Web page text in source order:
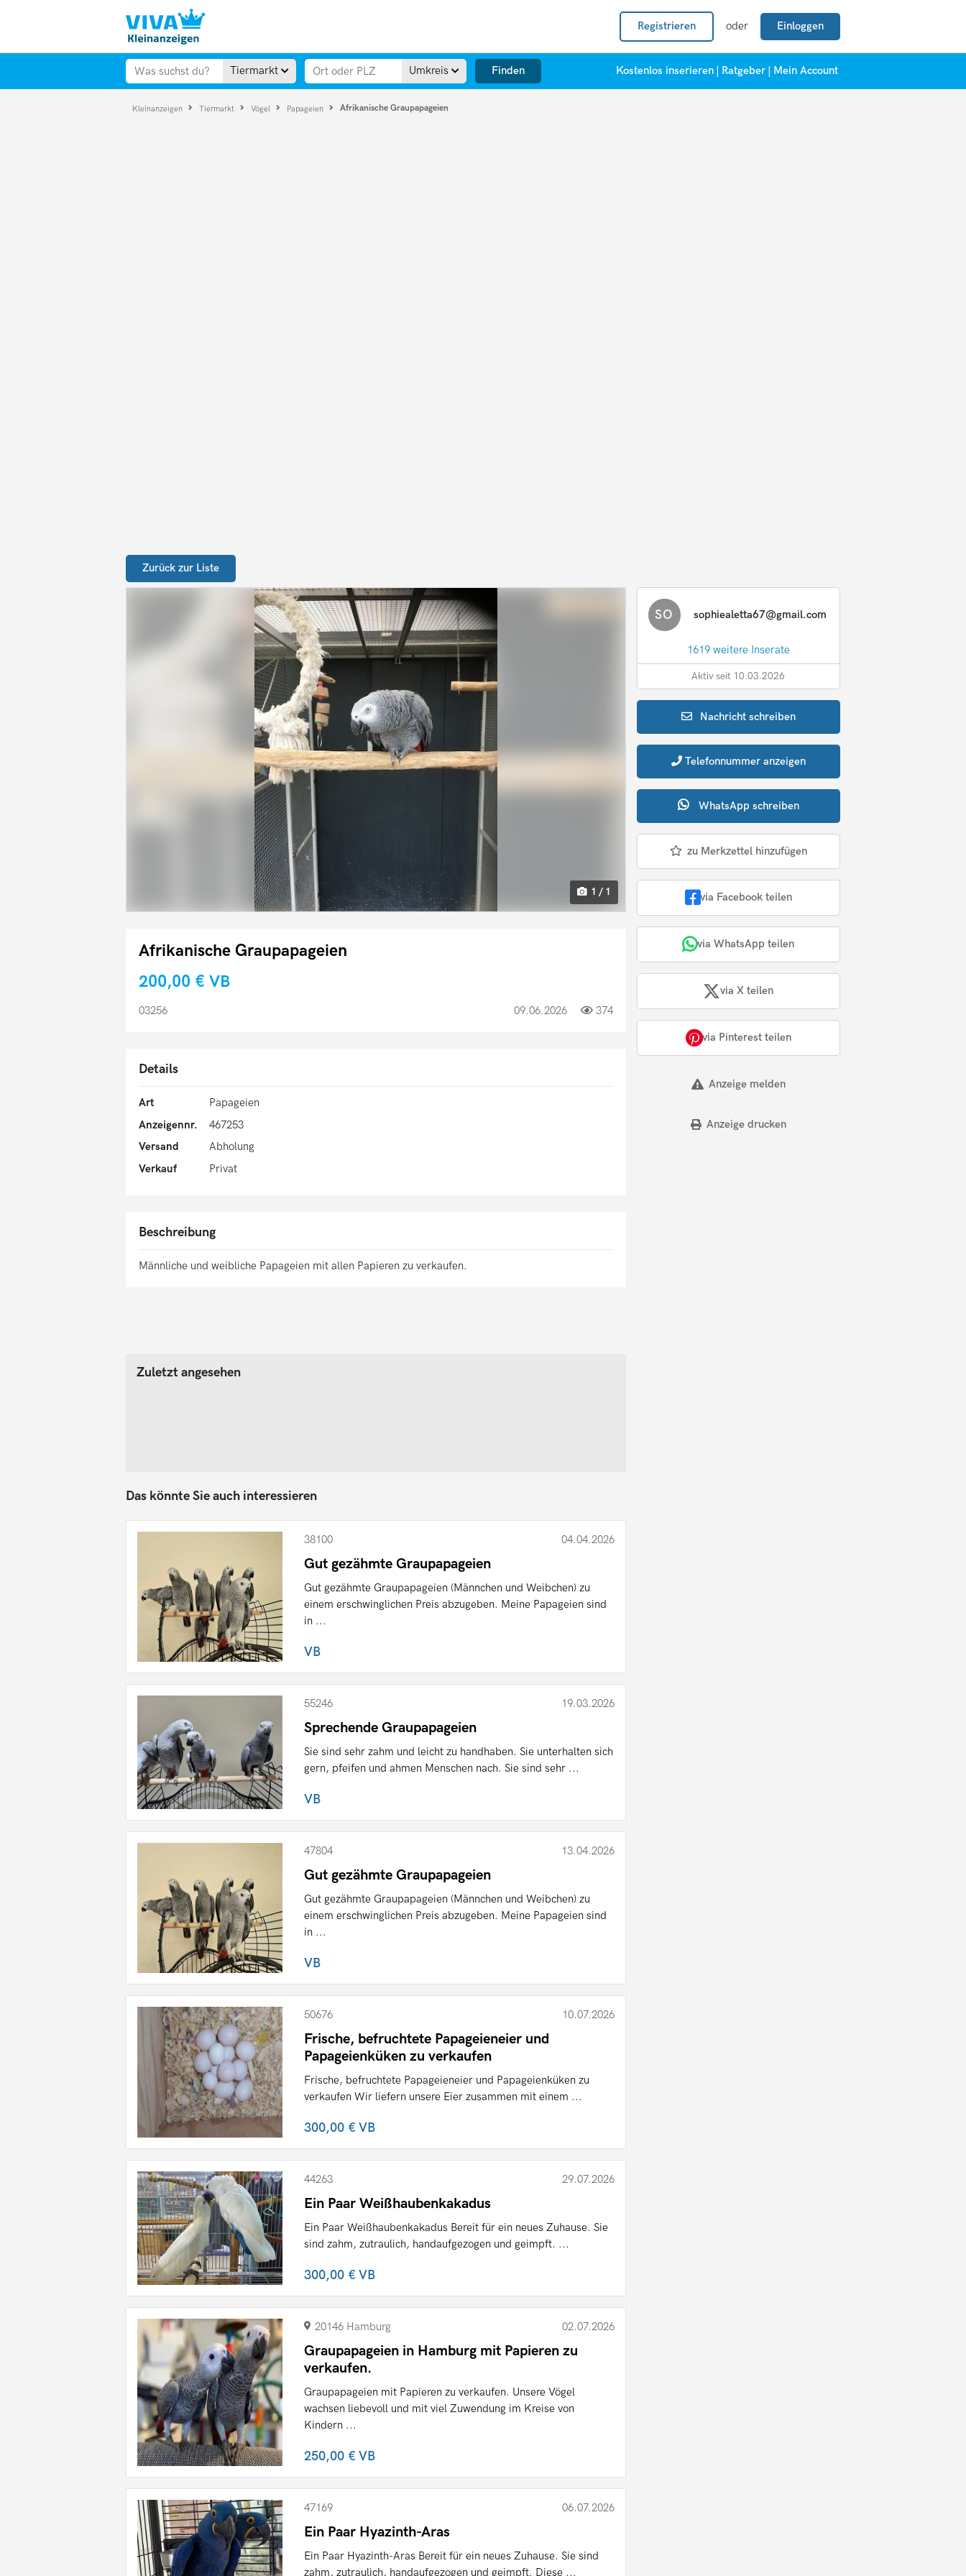
Registrieren oder Einloggen
Tiermarkt Umkreis Finden Kostenlos inserieren Ratgeber Mein Account
Kleinanzeigen Tiermarkt Vögel Papageien Afrikanische Graupapageien
Zurück zur Liste
1 / 1
Afrikanische Graupapageien
200,00 € VB
03256 09.06.2026 374
Details
Art
Papageien
Anzeigennr.
467253
Versand
Abholung
Verkauf
Privat
Beschreibung
Männliche und weibliche Papageien mit allen Papieren zu verkaufen.
SO sophiealetta67@gmail.com
1619 weitere Inserate
Aktiv seit 10.03.2026
Nachrichtschreiben
Telefonnummer anzeigen
WhatsApp schreiben
zu Merkzettel hinzufügen
via Facebook teilen
via WhatsApp teilen
via X teilen
via Pinterest teilen
Anzeige melden
Anzeige drucken
Zuletzt angesehen
Das könnte Sie auch interessieren
38100 04.04.2026
Gut gezähmte Graupapageien
Gut gezähmte Graupapageien (Männchen und Weibchen) zu
einem erschwinglichen Preis abzugeben. Meine Papageien sind
in ...
VB
55246 19.03.2026
Sprechende Graupapageien
Sie sind sehr zahm und leicht zu handhaben. Sie unterhalten sich
gern, pfeifen und ahmen Menschen nach. Sie sind sehr ...
VB
47804 13.04.2026
Gut gezähmte Graupapageien
Gut gezähmte Graupapageien (Männchen und Weibchen) zu
einem erschwinglichen Preis abzugeben. Meine Papageien sind
in ...
VB
50676 10.07.2026
Frische, befruchtete Papageieneier und
Papageienküken zu verkaufen
Frische, befruchtete Papageieneier und Papageienküken zu
verkaufen Wir liefern unsere Eier zusammen mit einem ...
300,00 €VB
44263 29.07.2026
Ein Paar Weißhaubenkakadus
Ein Paar Weißhaubenkakadus Bereit für ein neues Zuhause. Sie
sind zahm, zutraulich, handaufgezogen und geimpft. ...
300,00 €VB
20146 Hamburg 02.07.2026
Graupapageien in Hamburg mit Papieren zu
verkaufen.
Graupapageien mit Papieren zu verkaufen. Unsere Vögel
wachsen liebevoll und mit viel Zuwendung im Kreise von
Kindern ...
250,00 €VB
47169 06.07.2026
Ein Paar Hyazinth-Aras
Ein Paar Hyazinth-Aras Bereit für ein neues Zuhause. Sie sind
zahm, zutraulich, handaufgezogen und geimpft. Diese ...